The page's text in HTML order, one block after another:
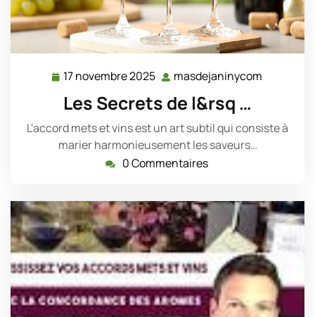
17 novembre 2025 17
novembre
2025
masdejaninycom
Les Secrets de l&rsq …
L'accord mets et vins est un art subtil qui consiste à
marier harmonieusement les saveurs…
0 Commentaires